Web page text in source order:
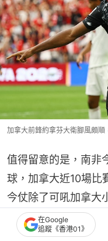
加拿大前鋒約拿芬大衛腳風頗順
值得留意的是，南非
球，加拿大近10場比
今仗除了可吼加拿大
選。
在Google
追蹤《香港01》